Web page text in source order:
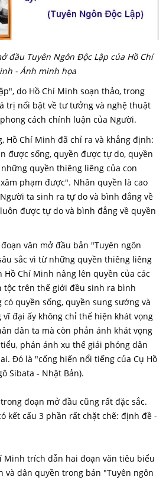
đầu Tuyên Ngôn Độc Lập của Hồ Chí
- Ảnh minh họa
do Hồ Chí Minh soạn thảo, trong
trị nổi bật về tư tưởng và nghệ thuật
cách chính luận của Người.
Hồ Chí Minh đã chỉ ra và khẳng định:
được sống, quyền được tự do, quyền
quyền thiêng liêng của con
phạm được". Nhân quyền là cao
ta sinh ra tự do và bình đẳng về
được tự do và bình đẳng về quyền
văn mở đầu bản "Tuyên ngôn
sắc vì từ những quyền thiêng liêng
Hồ Chí Minh nâng lên quyền của các
tộc trên thế giới đều sinh ra bình
quyền sống, quyền sung sướng và
đại ấy không chỉ thể hiện khát vọng
dân ta mà còn phản ánh khát vọng
phản ánh xu thế giải phóng dân
Đó là "cống hiến nổi tiếng của Cụ Hồ
Sibata - Nhật Bản).
đoạn mở đầu cũng rất đặc sắc.
kết cấu 3 phần rất chặt chẽ: định đề -
Minh trích dẫn hai đoạn văn tiêu biểu
và dân quyền trong bản "Tuyên ngôn